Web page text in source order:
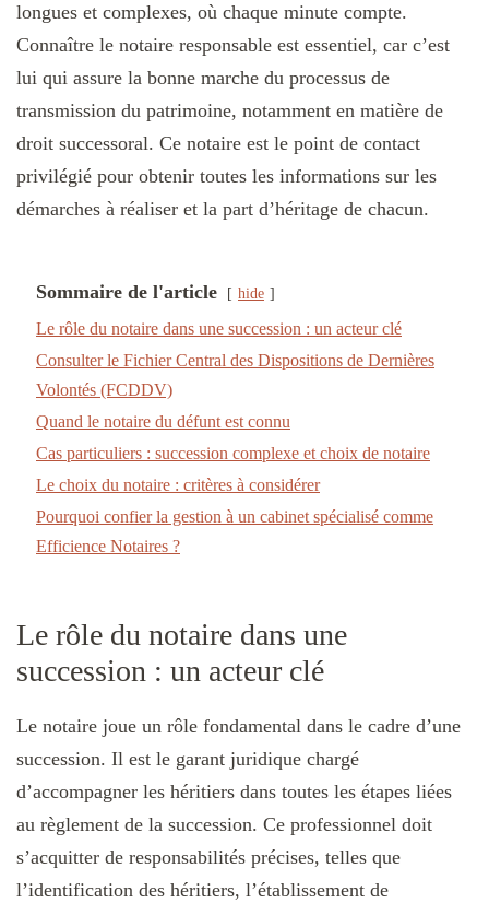
longues et complexes, où chaque minute compte.
Connaître le notaire responsable est essentiel, car c’est
lui qui assure la bonne marche du processus de
transmission du patrimoine, notamment en matière de
droit successoral. Ce notaire est le point de contact
privilégié pour obtenir toutes les informations sur les
démarches à réaliser et la part d’héritage de chacun.
Sommaire de l'article hide
Le rôle du notaire dans une succession : un acteur clé
Consulter le Fichier Central des Dispositions de Dernières
Volontés (FCDDV)
Quand le notaire du défunt est connu
Cas particuliers : succession complexe et choix de notaire
Le choix du notaire : critères à considérer
Pourquoi confier la gestion à un cabinet spécialisé comme
Efficience Notaires ?
Le rôle du notaire dans une
succession : un acteur clé
Le notaire joue un rôle fondamental dans le cadre d’une
succession. Il est le garant juridique chargé
d’accompagner les héritiers dans toutes les étapes liées
au règlement de la succession. Ce professionnel doit
s’acquitter de responsabilités précises, telles que
l’identification des héritiers, l’établissement de